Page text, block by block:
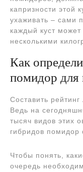
капризности этой
ухаживать – сами
каждый куст может
несколькими
Как
помидор для
Составить
Ведь на
тысяч видов этих
гибридов помидор
Чтобы понять,
очередь